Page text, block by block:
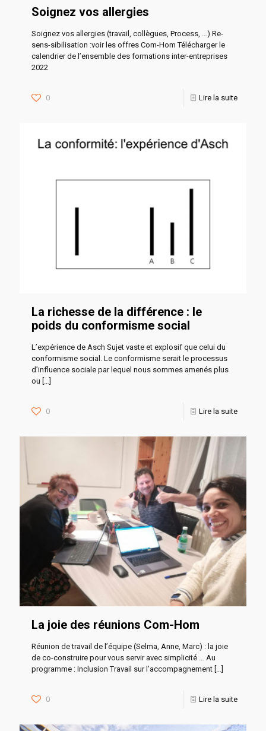
Soignez vos allergies
Soignez vos allergies (travail, collègues, Process, …) Re-
sens-sibilisation :voir les offres Com-Hom Télécharger le
calendrier de l’ensemble des formations inter-entreprises
2022
0 Lire la suite
La richesse de la différence : le
poids du conformisme social
L’expérience de Asch Sujet vaste et explosif que celui du
conformisme social. Le conformisme serait le processus
d’influence sociale par lequel nous sommes amenés plus
ou […]
0 Lire la suite
La joie des réunions Com-Hom
Réunion de travail de l’équipe (Selma, Anne, Marc) : la joie
de co-construire pour vous servir avec simplicité … Au
programme : Inclusion Travail sur l’accompagnement […]
0 Lire la suite